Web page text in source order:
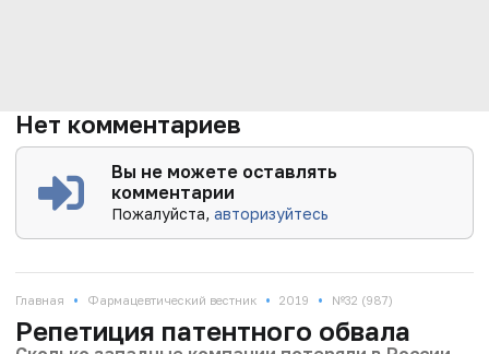
Нет комментариев
Вы не можете оставлять
комментарии
Пожалуйста,авторизуйтесь
Главная • Фармацевтический вестник • 2019 • №32 (987)
Репетиция патентного обвала